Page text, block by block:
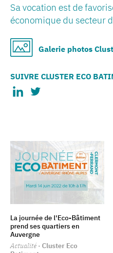
Sa vocation est de
économique du secteur
Galerie photos
SUIVRE CLUSTER ECO
La journée de l'Eco-Bâtiment
prend ses quartiers en
Auvergne
Actualité · Cluster Eco